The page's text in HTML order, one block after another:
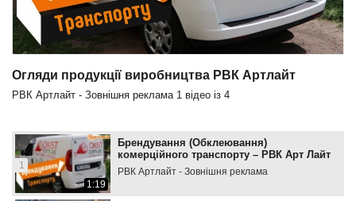
Огляди продукції виробництва РВК Артлайт
РВК Артлайт - Зовнішня реклама 1 відео із 4
1
1:19
Брендування (Обклеювання)
комерційного транспорту – РВК Арт Лайт
РВК Артлайт - Зовнішня реклама